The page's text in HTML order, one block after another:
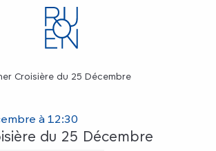
Croisière du 25 Décembre
à 12:30
du 25 Décembre